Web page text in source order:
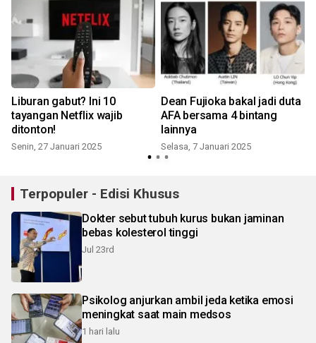
Liburan gabut? Ini 10
tayangan Netflix wajib
ditonton!
Senin, 27 Januari 2025
Dean Fujioka bakal jadi duta
AFA bersama 4 bintang
lainnya
Selasa, 7 Januari 2025
Terpopuler - Edisi Khusus
Dokter sebut tubuh kurus bukan jaminan
bebas kolesterol tinggi
Jul 23rd
Psikolog anjurkan ambil jeda ketika emosi
meningkat saat main medsos
1 hari lalu